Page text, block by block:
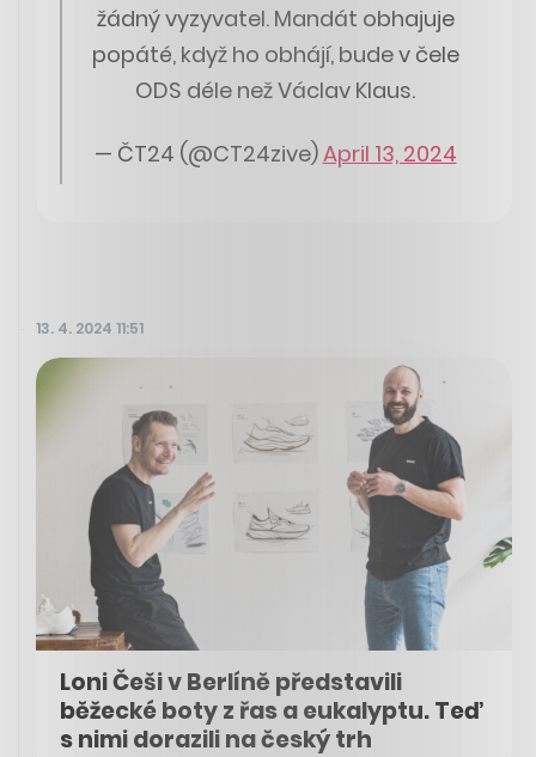
žádný vyzyvatel. Mandát obhajuje
popáté, když ho obhájí, bude v čele
ODS déle než Václav Klaus.
— ČT24 (@CT24zive)April 13, 2024
13. 4. 2024 11:51
Loni Češi v Berlíně představili
běžecké boty z řas a eukalyptu. Teď
s nimi dorazili na český trh